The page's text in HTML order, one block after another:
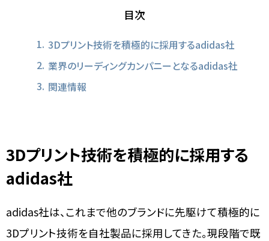
目次
3Dプリント技術を積極的に採用するadidas社
業界のリーディングカンパニーとなるadidas社
関連情報
3Dプリント技術を積極的に採用する
adidas社
adidas社は、これまで他のブランドに先駆けて積極的に
3Dプリント技術を自社製品に採用してきた。現段階で既